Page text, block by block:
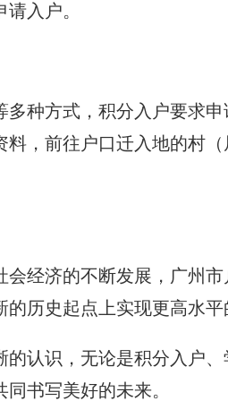
入户。
种方式，积分入户要求
，前往户口迁入地的村
经济的不断发展，广州
历史起点上实现更高水平
认识，无论是积分入户
书写美好的未来。